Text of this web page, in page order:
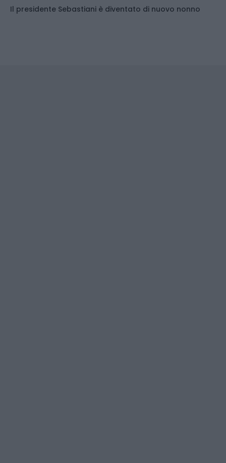
Il presidente Sebastiani è diventato di nuovo nonno